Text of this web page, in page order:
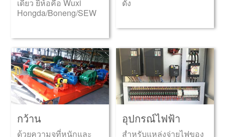
เดียว ยี่ห้อคือ Wuxi
Hongda/Boneng/SEW
ดัง
กว้าน
ด้วยความจุที่หนักและ
อุปกรณ์ไฟฟ้า
สำหรับแหล่งจ่ายไฟของ